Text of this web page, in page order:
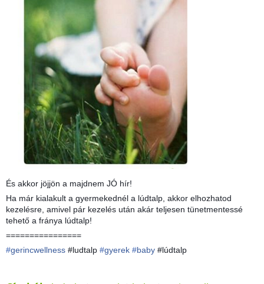
És akkor jöjjön a majdnem JÓ hír!
Ha már kialakult a gyermekednél a lúdtalp, akkor elhozhatod
kezelésre, amivel pár kezelés után akár teljesen tünetmentessé
tehető a fránya lúdtalp!
================
#gerincwellness #ludtalp #gyerek #baby #lúdtalp